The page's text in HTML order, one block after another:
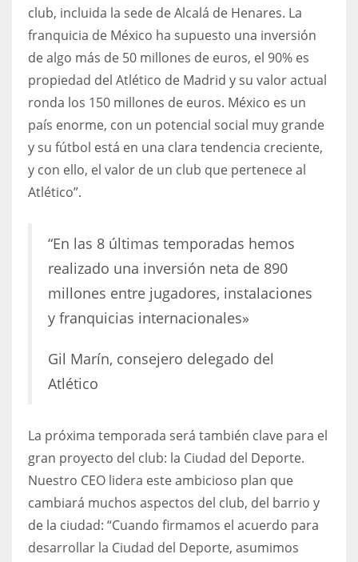
club, incluida la sede de Alcalá de Henares. La
franquicia de México ha supuesto una inversión
de algo más de 50 millones de euros, el 90% es
propiedad del Atlético de Madrid y su valor actual
ronda los 150 millones de euros. México es un
país enorme, con un potencial social muy grande
y su fútbol está en una clara tendencia creciente,
y con ello, el valor de un club que pertenece al
Atlético”.
“En las 8 últimas temporadas hemos
realizado una inversión neta de 890
millones entre jugadores, instalaciones
y franquicias internacionales»
Gil Marín, consejero delegado del
Atlético
La próxima temporada será también clave para el
gran proyecto del club: la Ciudad del Deporte.
Nuestro CEO lidera este ambicioso plan que
cambiará muchos aspectos del club, del barrio y
de la ciudad: “Cuando firmamos el acuerdo para
desarrollar la Ciudad del Deporte, asumimos